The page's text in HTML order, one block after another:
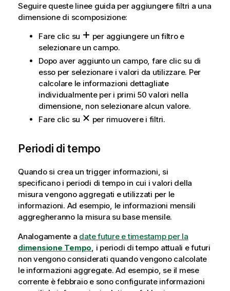
Seguire queste linee guida per aggiungere filtri a una
dimensione di scomposizione:
Fare clic su
per aggiungere un filtro e
selezionare un campo.
Dopo aver aggiunto un campo, fare clic su di
esso per selezionare i valori da utilizzare. Per
calcolare le informazioni dettagliate
individualmente per i primi 50 valori nella
dimensione, non selezionare alcun valore.
Fare clic su
per rimuovere i filtri.
Periodi di tempo
Quando si crea un trigger informazioni, si
specificano i periodi di tempo in cui i valori della
misura vengono aggregati e utilizzati per le
informazioni. Ad esempio, le informazioni mensili
aggregheranno la misura su base mensile.
Analogamente a date future e timestamp per la
dimensione Tempo , i periodi di tempo attuali e futuri
non vengono considerati quando vengono calcolate
le informazioni aggregate. Ad esempio, se il mese
corrente è febbraio e sono configurate informazioni